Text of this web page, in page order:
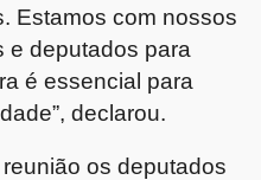
Estamos com nossos
e deputados para
é essencial para
declarou.
os deputados